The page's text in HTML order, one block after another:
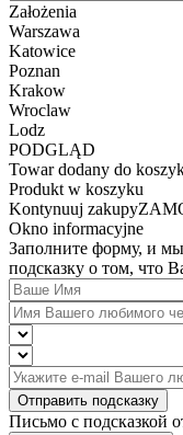
Założenia
Warszawa
Katowice
Poznan
Krakow
Wroclaw
Lodz
PODGLĄD
Towar dodany do
Produkt w koszyku
Kontynuuj zakupy
Okno informacyjne
Заполните форму, и
подсказку о том, что
Отправить подсказку
Письмо с подсказкой